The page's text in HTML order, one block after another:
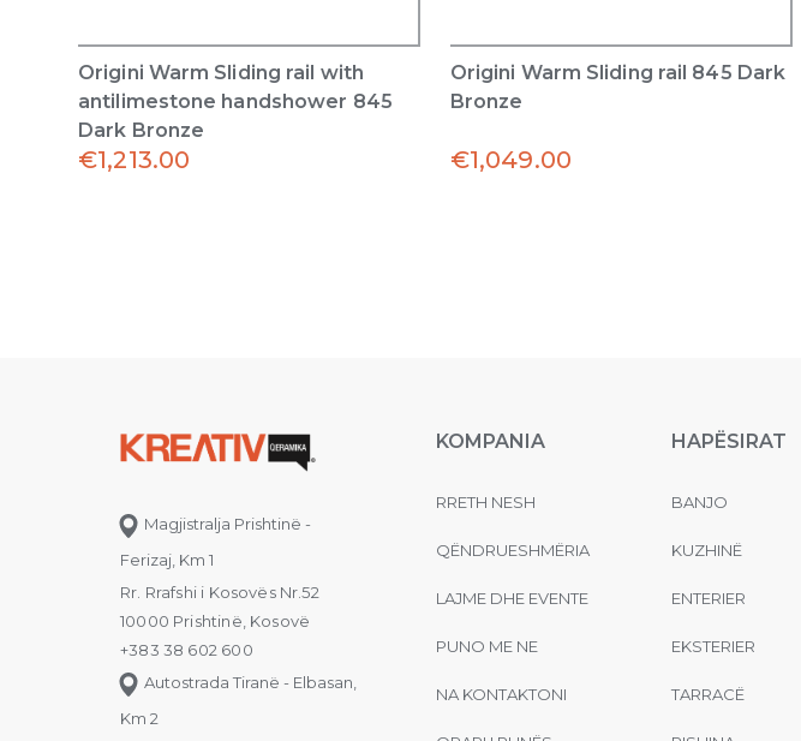
Origini Warm Sliding rail with
antilimestone handshower 845
Dark Bronze
€1,213.00
Origini Warm Sliding rail 845 Dark
Bronze
€1,049.00
Magjistralja Prishtinë -
Ferizaj, Km 1
Rr. Rrafshi i Kosovës Nr.52
10000 Prishtinë, Kosovë
+383 38 602 600
Autostrada Tiranë - Elbasan,
Km 2
KOMPANIA
RRETH NESH
QËNDRUESHMËRIA
LAJME DHE EVENTE
PUNO ME NE
NA KONTAKTONI
HAPËSIRAT
BANJO
KUZHINË
ENTERIER
EKSTERIER
TARRACË